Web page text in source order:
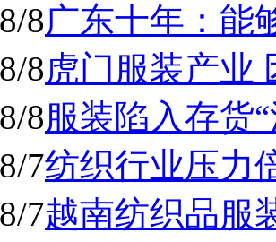
8广东十年：能
8虎门服装产业
8服装陷入存货
7纺织行业压力
7越南纺织品服